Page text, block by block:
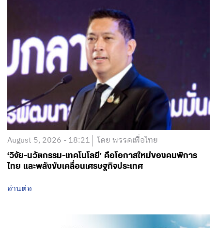
August 5, 2026 - 18:21 โดย พรรคเพื่อไทย
‘วิจัย-นวัตกรรม-เทคโนโลยี’ คือโอกาสใหม่ของคนพิการ
ไทย และพลังขับเคลื่อนเศรษฐกิจประเทศ
อ่านต่อ